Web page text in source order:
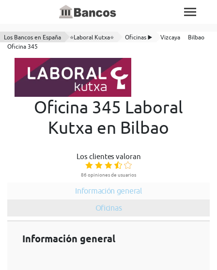
Los Bancos en España ⭐Laboral Kutxa⭐ Oficinas ▶️ Vizcaya
Bilbao
Oficina 345
Oficina 345 Laboral
Kutxa en Bilbao
Los clientes valoran
86 opiniones de usuarios
Información general
Oficinas
Información general